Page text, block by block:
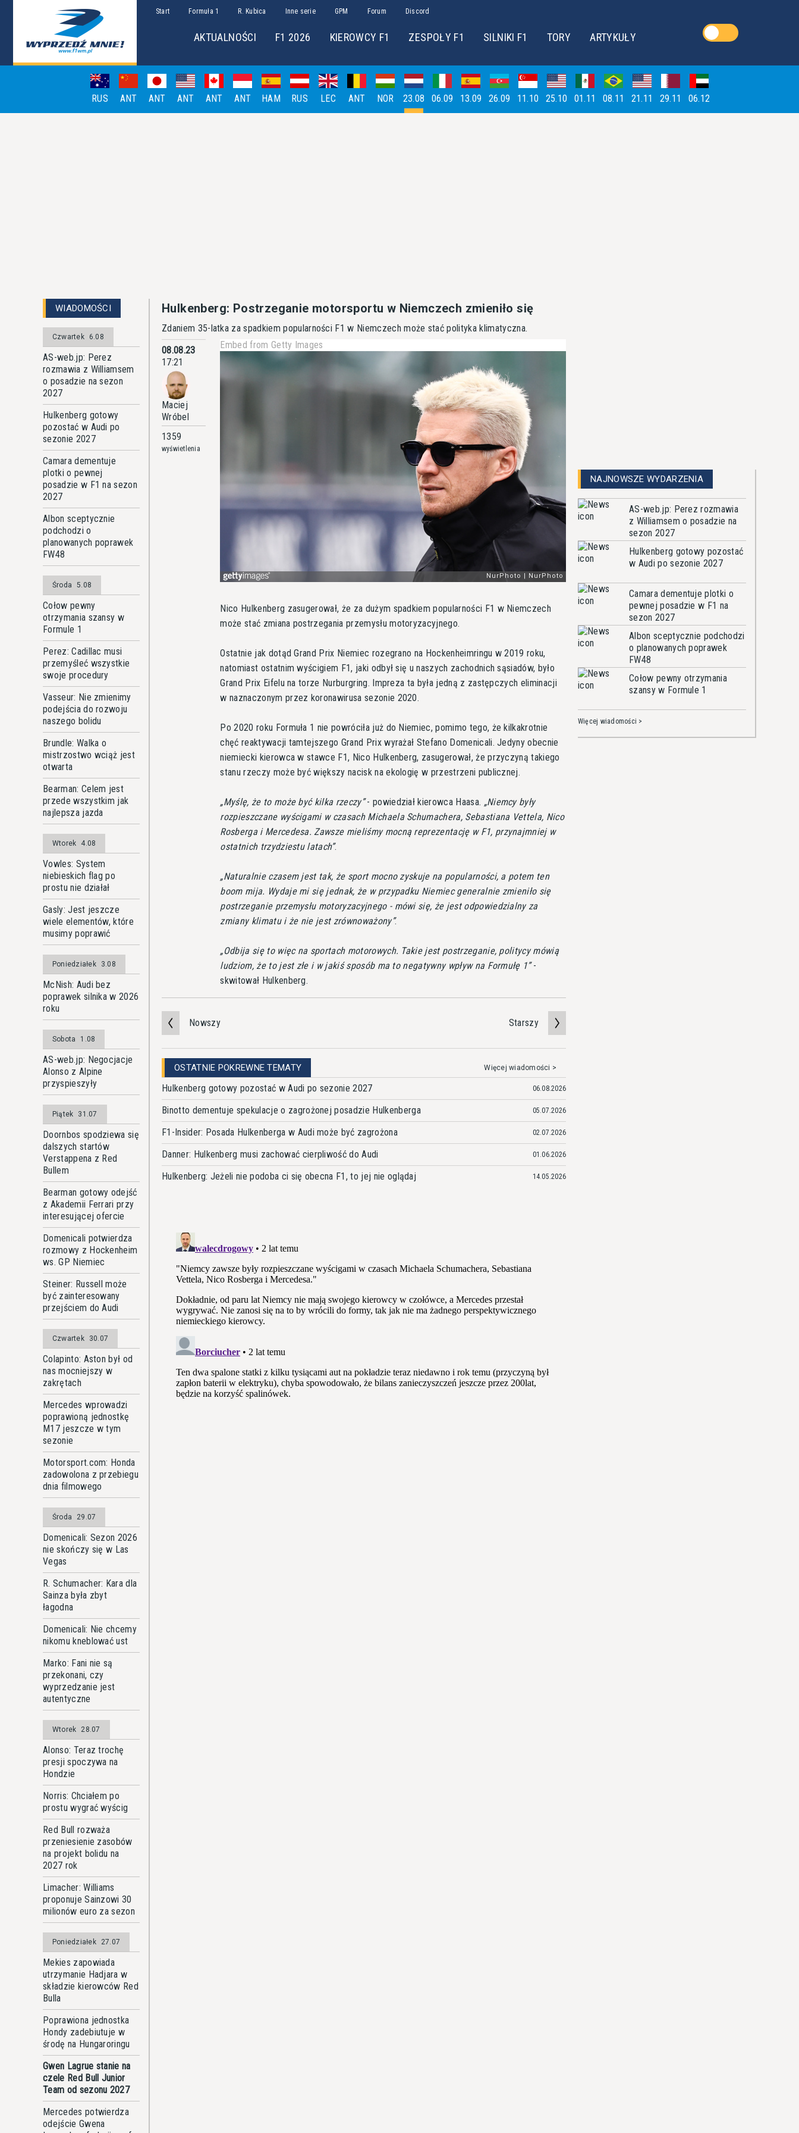
Start Formuła 1 R. Kubica Inne serie GPM Forum Discord
AKTUALNOŚCI F1 2026 KIEROWCY F1 ZESPOŁY F1 SILNIKI F1 TORY ARTYKUŁY
RUS ANT ANT ANT ANT ANT HAM RUS LEC ANT NOR 23.08 06.09 13.09 26.09 11.10 25.10 01.11 08.11 21.11 29.11 06.12
WIADOMOŚCI
Czwartek 6.08
AS-web.jp: Perez
rozmawia z Williamsem
o posadzie na sezon
2027
Hulkenberg gotowy
pozostać w Audi po
sezonie 2027
Camara dementuje
plotki o pewnej
posadzie w F1 na sezon
2027
Albon sceptycznie
podchodzi o
planowanych poprawek
FW48
Środa 5.08
Cołow pewny
otrzymania szansy w
Formule 1
Perez: Cadillac musi
przemyśleć wszystkie
swoje procedury
Vasseur: Nie zmienimy
podejścia do rozwoju
naszego bolidu
Brundle: Walka o
mistrzostwo wciąż jest
otwarta
Bearman: Celem jest
przede wszystkim jak
najlepsza jazda
Wtorek 4.08
Vowles: System
niebieskich flag po
prostu nie działał
Gasly: Jest jeszcze
wiele elementów, które
musimy poprawić
Poniedziałek 3.08
McNish: Audi bez
poprawek silnika w 2026
roku
Sobota 1.08
AS-web.jp: Negocjacje
Alonso z Alpine
przyspieszyły
Piątek 31.07
Doornbos spodziewa się
dalszych startów
Verstappena z Red
Bullem
Bearman gotowy odejść
z Akademii Ferrari przy
interesującej ofercie
Domenicali potwierdza
rozmowy z Hockenheim
ws. GP Niemiec
Steiner: Russell może
być zainteresowany
przejściem do Audi
Czwartek 30.07
Colapinto: Aston był od
nas mocniejszy w
zakrętach
Mercedes wprowadzi
poprawioną jednostkę
M17 jeszcze w tym
sezonie
Motorsport.com: Honda
zadowolona z przebiegu
dnia filmowego
Środa 29.07
Domenicali: Sezon 2026
nie skończy się w Las
Vegas
R. Schumacher: Kara dla
Sainza była zbyt
łagodna
Domenicali: Nie chcemy
nikomu kneblować ust
Marko: Fani nie są
przekonani, czy
wyprzedzanie jest
autentyczne
Wtorek 28.07
Alonso: Teraz trochę
presji spoczywa na
Hondzie
Norris: Chciałem po
prostu wygrać wyścig
Red Bull rozważa
przeniesienie zasobów
na projekt bolidu na
2027 rok
Limacher: Williams
proponuje Sainzowi 30
milionów euro za sezon
Poniedziałek 27.07
Mekies zapowiada
utrzymanie Hadjara w
składzie kierowców Red
Bulla
Poprawiona jednostka
Hondy zadebiutuje w
środę na Hungaroringu
Gwen Lagrue stanie na
czele Red Bull Junior
Team od sezonu 2027
Mercedes potwierdza
odejście Gwena
Hulkenberg: Postrzeganie motorsportu w Niemczech zmieniło się
Zdaniem 35-latka za spadkiem popularności F1 w Niemczech może stać polityka klimatyczna.
08.08.23
17:21
Maciej
Wróbel
1359
wyświetlenia
Embed from Getty Images
Nico Hulkenberg zasugerował, że za dużym spadkiem popularności F1 w Niemczech
może stać zmiana postrzegania przemysłu motoryzacyjnego.
Ostatnie jak dotąd Grand Prix Niemiec rozegrano na Hockenheimringu w 2019 roku,
natomiast ostatnim wyścigiem F1, jaki odbył się u naszych zachodnich sąsiadów, było
Grand Prix Eifelu na torze Nurburgring. Impreza ta była jedną z zastępczych eliminacji
w naznaczonym przez koronawirusa sezonie 2020.
Po 2020 roku Formuła 1 nie powróciła już do Niemiec, pomimo tego, że kilkakrotnie
chęć reaktywacji tamtejszego Grand Prix wyrażał Stefano Domenicali. Jedyny obecnie
niemiecki kierowca w stawce F1, Nico Hulkenberg, zasugerował, że przyczyną takiego
stanu rzeczy może być większy nacisk na ekologię w przestrzeni publicznej.
Myślę, że to może być kilka rzeczy - powiedział kierowca Haasa. Niemcy były
rozpieszczane wyścigami w czasach Michaela Schumachera, Sebastiana Vettela, Nico
Rosberga i Mercedesa. Zawsze mieliśmy mocną reprezentację w F1, przynajmniej w
ostatnich trzydziestu latach .
Naturalnie czasem jest tak, że sport mocno zyskuje na popularności, a potem ten
boom mija. Wydaje mi się jednak, że w przypadku Niemiec generalnie zmieniło się
postrzeganie przemysłu motoryzacyjnego - mówi się, że jest odpowiedzialny za
zmiany klimatu i że nie jest zrównoważony .
Odbija się to więc na sportach motorowych. Takie jest postrzeganie, politycy mówią
ludziom, że to jest złe i w jakiś sposób ma to negatywny wpływ na Formułę 1 -
skwitował Hulkenberg.
Nowszy Starszy
OSTATNIE POKREWNE TEMATY Więcej wiadomości >
Hulkenberg gotowy pozostać w Audi po sezonie 2027 06.08.2026
Binotto dementuje spekulacje o zagrożonej posadzie Hulkenberga 05.07.2026
F1-Insider: Posada Hulkenberga w Audi może być zagrożona 02.07.2026
Danner: Hulkenberg musi zachować cierpliwość do Audi 01.06.2026
Hulkenberg: Jeżeli nie podoba ci się obecna F1, to jej nie oglądaj 14.05.2026
NAJNOWSZE WYDARZENIA
AS-web.jp: Perez rozmawia
z Williamsem o posadzie na
sezon 2027
Hulkenberg gotowy pozostać
w Audi po sezonie 2027
Camara dementuje plotki o
pewnej posadzie w F1 na
sezon 2027
Albon sceptycznie podchodzi
o planowanych poprawek
FW48
Cołow pewny otrzymania
szansy w Formule 1
Więcej wiadomości >